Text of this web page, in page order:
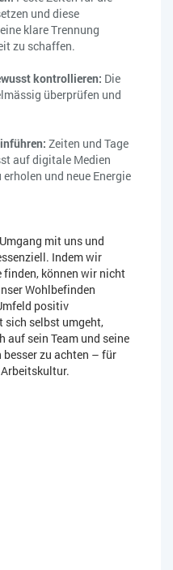
und diese
klare Trennung
zu schaffen.
kontrollieren: Die
überprüfen und
Zeiten und Tage
auf digitale Medien
und neue Energie
mit uns und
Indem wir
finden, können wir nicht
Wohlbefinden
positiv
sich selbst umgeht,
auf sein Team und seine
zu achten – für